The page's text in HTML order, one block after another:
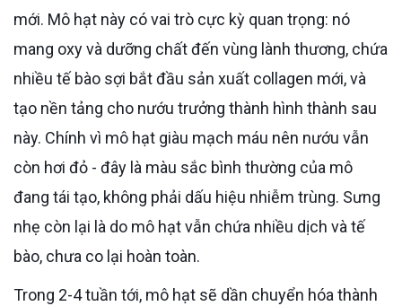
mới. Mô hạt này có vai trò cực kỳ quan trọng: nó
mang oxy và dưỡng chất đến vùng lành thương, chứa
nhiều tế bào sợi bắt đầu sản xuất collagen mới, và
tạo nền tảng cho nướu trưởng thành hình thành sau
này. Chính vì mô hạt giàu mạch máu nên nướu vẫn
còn hơi đỏ - đây là màu sắc bình thường của mô
đang tái tạo, không phải dấu hiệu nhiễm trùng. Sưng
nhẹ còn lại là do mô hạt vẫn chứa nhiều dịch và tế
bào, chưa co lại hoàn toàn.
Trong 2-4 tuần tới, mô hạt sẽ dần chuyển hóa thành